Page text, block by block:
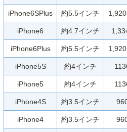
iPhone6SPlus 約5.5インチ
iPhone6 約4.7インチ
iPhone6Plus 約5.5インチ
iPhone5S 約4インチ
iPhone5 約4インチ
iPhone4S 約3.5インチ
iPhone4 約3.5インチ